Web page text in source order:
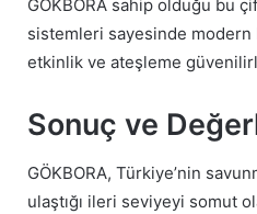
GÖKBORA sahip olduğu bu
sistemleri sayesinde modern
etkinlik ve ateşleme
Sonuç ve
GÖKBORA, Türkiye’nin
ulaştığı ileri seviyeyi somut